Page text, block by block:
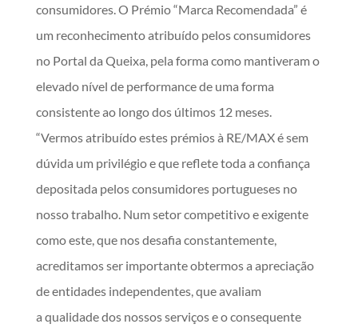
consumidores. O Prémio “Marca Recomendada” é
um reconhecimento atribuído pelos consumidores
no Portal da Queixa, pela forma como mantiveram o
elevado nível de performance de uma forma
consistente ao longo dos últimos 12 meses.
“Vermos atribuído estes prémios à RE/MAX é sem
dúvida um privilégio e que reflete toda a confiança
depositada pelos consumidores portugueses no
nosso trabalho. Num setor competitivo e exigente
como este, que nos desafia constantemente,
acreditamos ser importante obtermos a apreciação
de entidades independentes, que avaliam
a qualidade dos nossos serviços e o consequente